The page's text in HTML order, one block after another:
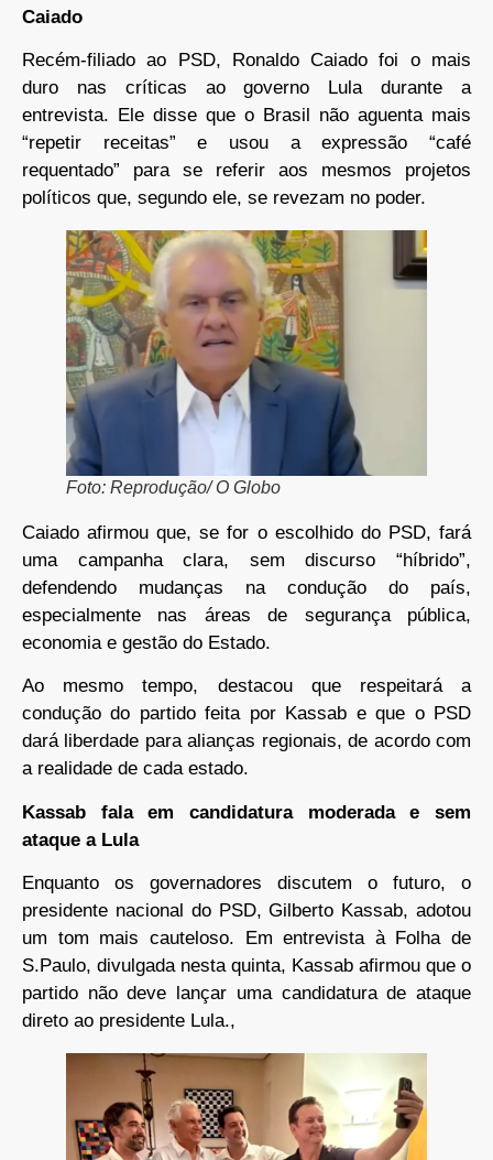
Caiado
Recém-filiado ao PSD, Ronaldo Caiado foi o mais
duro nas críticas ao governo Lula durante a
entrevista. Ele disse que o Brasil não aguenta mais
“repetir receitas” e usou a expressão “café
requentado” para se referir aos mesmos projetos
políticos que, segundo ele, se revezam no poder.
Foto: Reprodução/ O Globo
Caiado afirmou que, se for o escolhido do PSD, fará
uma campanha clara, sem discurso “híbrido”,
defendendo mudanças na condução do país,
especialmente nas áreas de segurança pública,
economia e gestão do Estado.
Ao mesmo tempo, destacou que respeitará a
condução do partido feita por Kassab e que o PSD
dará liberdade para alianças regionais, de acordo com
a realidade de cada estado.
Kassab fala em candidatura moderada e sem
ataque a Lula
Enquanto os governadores discutem o futuro, o
presidente nacional do PSD, Gilberto Kassab, adotou
um tom mais cauteloso. Em entrevista à Folha de
S.Paulo, divulgada nesta quinta, Kassab afirmou que o
partido não deve lançar uma candidatura de ataque
direto ao presidente Lula.,